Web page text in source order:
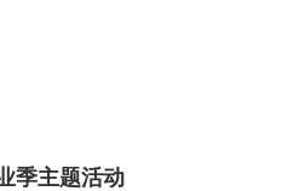
季主题活动